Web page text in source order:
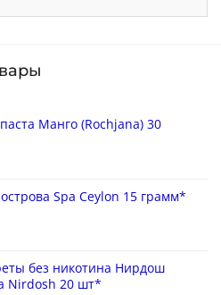
Манго (Rochjana) 30
Spa Ceylon 15 грамм*
без никотина Нирдош
Nirdosh 20 шт*